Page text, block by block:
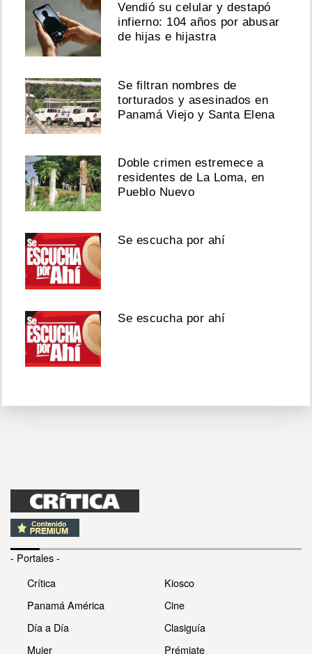
Vendió su celular y destapó
infierno: 104 años por abusar
de hijas e hijastra
Se filtran nombres de
torturados y asesinados en
Panamá Viejo y Santa Elena
Doble crimen estremece a
residentes de La Loma, en
Pueblo Nuevo
Se escucha por ahí
Se escucha por ahí
- Portales -
Crítica
Panamá América
Día a Día
Mujer
Kiosco
Cine
Clasiguía
Prémiate